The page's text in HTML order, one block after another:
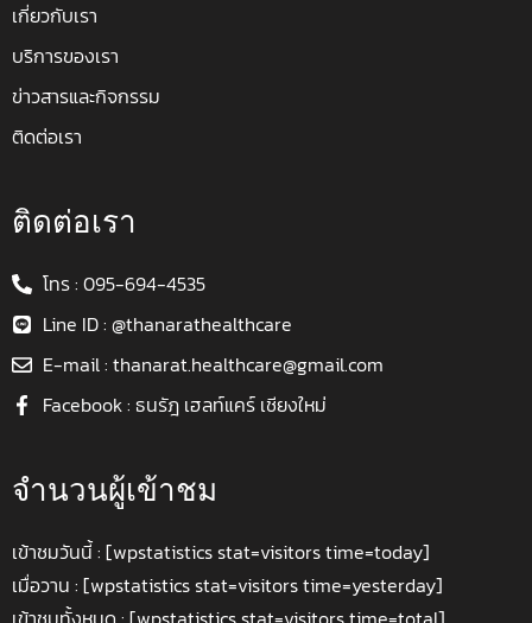
เกี่ยวกับเรา
บริการของเรา
ข่าวสารและกิจกรรม
ติดต่อเรา
ติดต่อเรา
โทร : 095-694-4535
Line ID : @thanarathealthcare
E-mail : thanarat.healthcare@gmail.com
Facebook : ธนรัฎ เฮลท์แคร์ เชียงใหม่
จำนวนผู้เข้าชม
เข้าชมวันนี้ : [wpstatistics stat=visitors time=today]
เมื่อวาน : [wpstatistics stat=visitors time=yesterday]